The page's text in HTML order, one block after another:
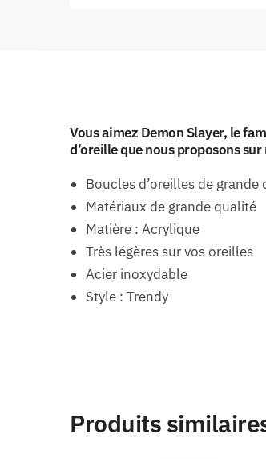
Vous aimez Demon Slayer, le
d’oreille que nous proposons
Boucles d’oreilles de grande
Matériaux de grande qualité
Matière : Acrylique
Très légères sur vos oreilles
Acier inoxydable
Style : Trendy
Produits